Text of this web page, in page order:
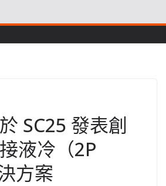
SC25 發表創
液冷（2P
方案